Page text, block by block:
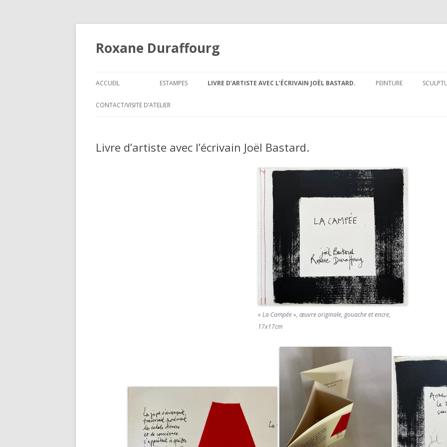
Roxane Duraffourg
ACCUEIL ESTAMPES LIVRE D’ARTISTE AVEC L’ÉCRIVAIN JOËL BASTARD. PEINTURE
CONTACT/VISITE D’ATELIER
Livre d’artiste avec l’écrivain Joël Bastard.
« La Campée », œuvre originale, gouache et encre,
17x17cm